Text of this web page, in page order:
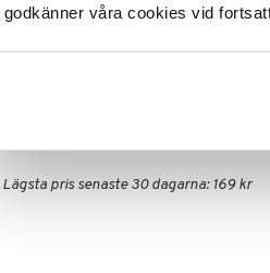
godkänner våra cookies vid
Storlek: 13,0x9,5x2,7 cm
Lägsta pris senaste 30 dagarna: 169 kr